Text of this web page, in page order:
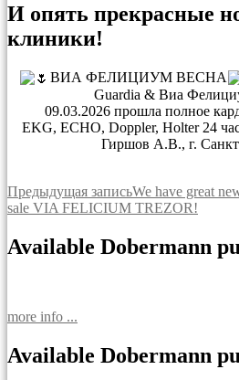
И опять прекрасные
клиники!
ВИА ФЕЛИЦИУМ ВЕСНА
Guardia & Виа
09.03.2026 прошла полное
EKG, ECHO, Doppler, Holter 24
Гиршов А.В., г.
Навигация
по
записям
Предыдущая записьWe have great
sale VIA FELICIUM TREZOR!
Available Dobermann
more info ...
Available Dobermann